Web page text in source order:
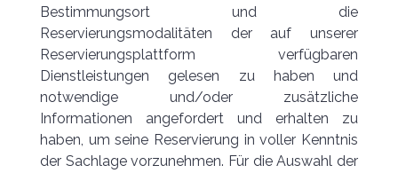
Bestimmungsort und die
Reservierungsmodalitäten der auf unserer
Reservierungsplattform verfügbaren
Dienstleistungen gelesen zu haben und
notwendige und/oder zusätzliche
Informationen angefordert und erhalten zu
haben, um seine Reservierung in voller Kenntnis
der Sachlage vorzunehmen. Für die Auswahl der